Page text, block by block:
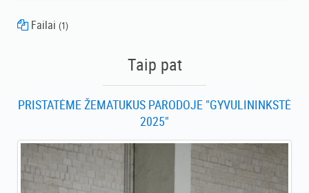
Failai (1)
Taip pat
PRISTATĖME ŽEMATUKUS PARODOJE "GYVULININKSTĖ
2025"